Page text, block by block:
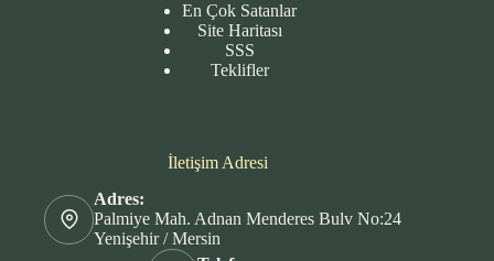
En Çok Satanlar
Site Haritası
SSS
Teklifler
İletişim Adresi
Adres:
Palmiye Mah. Adnan Menderes Bulv No:24
Yenişehir / Mersin